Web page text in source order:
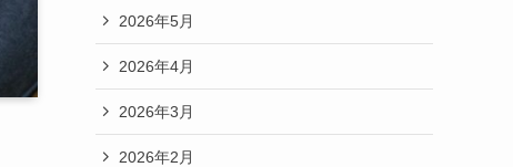
2026年5月
2026年4月
2026年3月
2026年2月